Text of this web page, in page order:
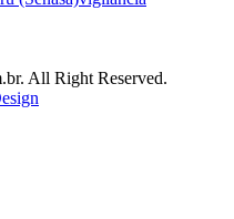
All Right Reserved.